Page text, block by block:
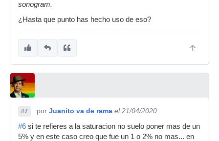
sonogram.
¿Hasta que punto has hecho uso de eso?
#7 por Juanito va de rama el 21/04/2020
#6 si te refieres a la saturacion no suelo poner mas de un
5% y en este caso creo que fue un 1 o 2% no mas... en